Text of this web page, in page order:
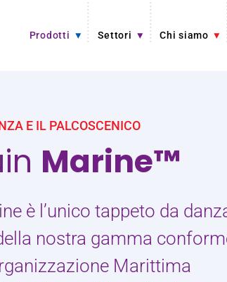
Prodotti Settori Chi siamo
E IL PALCOSCENICO
Marine™
è l’unico tappeto da
nostra gamma
Marittima